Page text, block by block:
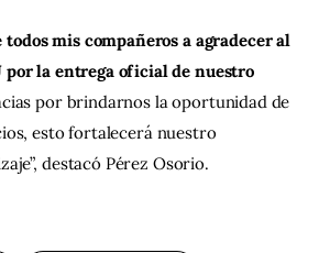
todos mis compañeros a agradecer al
por la entrega oficial de nuestro
por brindarnos la oportunidad de
esto fortalecerá nuestro
destacó Pérez Osorio.